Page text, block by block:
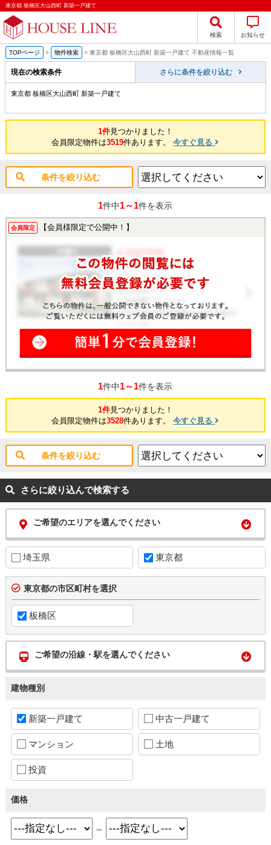
東京都 板橋区大山西町 新築一戸建て
検索 お知らせ
TOPページ > 物件検索 > 東京都 板橋区大山西町 新築一戸建て 不動産情報一覧
現在の検索条件 さらに条件を絞り込む
東京都 板橋区大山西町 新築一戸建て
1件見つかりました！
会員限定物件は3519件あります。今すぐ見る
条件を絞り込む
1件中1～1件を表示
会員限定 【会員様限定で公開中！】
1件中1～1件を表示
1件見つかりました！
会員限定物件は3528件あります。今すぐ見る
条件を絞り込む
さらに絞り込んで検索する
ご希望のエリアを選んでください
埼玉県 東京都
東京都の市区町村を選択
板橋区
ご希望の沿線・駅を選んでください
建物種別
新築一戸建て 中古一戸建て
マンション 土地
投資
価格
～